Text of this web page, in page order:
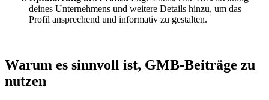
deines Unternehmens und weitere Details hinzu, um das
Profil ansprechend und informativ zu gestalten.
Warum es sinnvoll ist, GMB-Beiträge zu
nutzen